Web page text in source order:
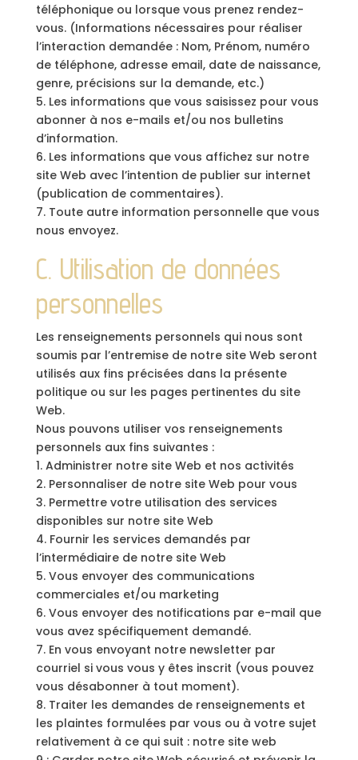
téléphonique ou lorsque vous prenez rendez-
vous. (Informations nécessaires pour réaliser
l’interaction demandée : Nom, Prénom, numéro
de téléphone, adresse email, date de naissance,
genre, précisions sur la demande, etc.)
5. Les informations que vous saisissez pour vous
abonner à nos e-mails et/ou nos bulletins
d’information.
6. Les informations que vous affichez sur notre
site Web avec l’intention de publier sur internet
(publication de commentaires).
7. Toute autre information personnelle que vous
nous envoyez.
C. Utilisation de données
personnelles
Les renseignements personnels qui nous sont
soumis par l’entremise de notre site Web seront
utilisés aux fins précisées dans la présente
politique ou sur les pages pertinentes du site
Web.
Nous pouvons utiliser vos renseignements
personnels aux fins suivantes :
1. Administrer notre site Web et nos activités
2. Personnaliser de notre site Web pour vous
3. Permettre votre utilisation des services
disponibles sur notre site Web
4. Fournir les services demandés par
l’intermédiaire de notre site Web
5. Vous envoyer des communications
commerciales et/ou marketing
6. Vous envoyer des notifications par e-mail que
vous avez spécifiquement demandé.
7. En vous envoyant notre newsletter par
courriel si vous vous y êtes inscrit (vous pouvez
vous désabonner à tout moment).
8. Traiter les demandes de renseignements et
les plaintes formulées par vous ou à votre sujet
relativement à ce qui suit : notre site web